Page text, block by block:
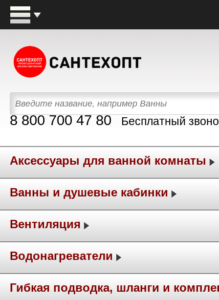
8 800 700 47 80 Бесплатный
Аксессуары для ванной комнаты
Ванны и душевые кабинки
Вентиляция
Водонагреватели
Гибкая подводка, шланги и